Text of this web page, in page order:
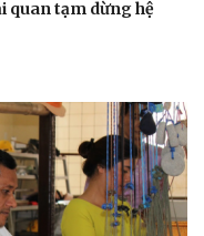
quan tạm dừng hệ